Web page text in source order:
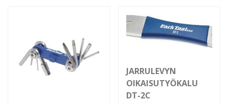
JARRULEVYN
OIKAISUTYÖKALU
DT-2C